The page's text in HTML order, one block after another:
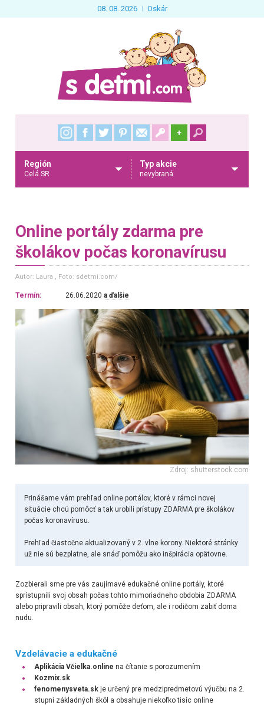
08. 08. 2026 Oskár
+
Región
Celá SR
Typ akcie
nevybraná
Online portály zdarma pre
školákov počas koronavírusu
Autor: Laura , Foto: sdetmi.com/
Termín: 26.06.2020a ďalšie
Zdroj: shutterstock.com
Prinášame vám prehľad online portálov, ktoré v rámci novej
situácie chcú pomôcť a tak urobili prístupy ZDARMA pre školákov
počas koronavírusu.
Prehľad čiastočne aktualizovaný v 2. vlne korony. Niektoré stránky
už nie sú bezplatne, ale snáď pomôžu ako inšpirácia opätovne.
Zozbierali sme pre vás zaujímavé edukačné online portály, ktoré
sprístupnili svoj obsah počas tohto mimoriadneho obdobia ZDARMA
alebo pripravili obsah, ktorý pomôže deťom, ale i rodičom zabiť doma
nudu.
Vzdelávacie a edukačné
Aplikácia Včielka.online na čítanie s porozumením
Kozmix.sk
fenomenysveta.sk je určený pre medzipredmetovú výučbu na 2.
stupni základných škôl a obsahuje niekoľko tisíc online